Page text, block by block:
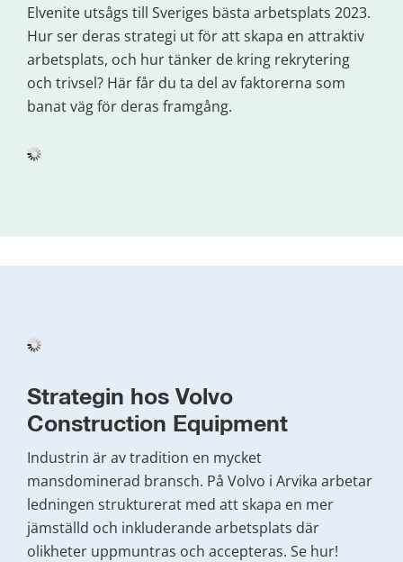
Elvenite utsågs till Sveriges bästa arbetsplats 2023.
Hur ser deras strategi ut för att skapa en attraktiv
arbetsplats, och hur tänker de kring rekrytering
och trivsel? Här får du ta del av faktorerna som
banat väg för deras framgång.
Strategin hos Volvo
Construction Equipment
Industrin är av tradition en mycket
mansdominerad bransch. På Volvo i Arvika arbetar
ledningen strukturerat med att skapa en mer
jämställd och inkluderande arbetsplats där
olikheter uppmuntras och accepteras. Se hur!